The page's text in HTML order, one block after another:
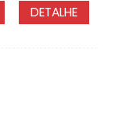
DETALHE